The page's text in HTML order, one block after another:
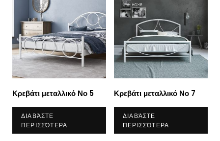
Κρεβάτι μεταλλικό Νο 5
ΔΙΑΒΆΣΤΕ
ΠΕΡΙΣΣΌΤΕΡΑ
Κρεβάτι μεταλλικό Νο 7
ΔΙΑΒΆΣΤΕ
ΠΕΡΙΣΣΌΤΕΡΑ